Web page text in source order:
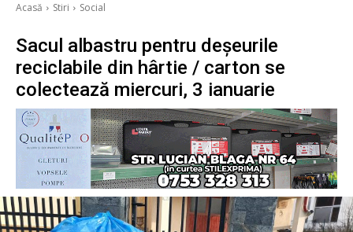
Acasă Stiri Social
Sacul albastru pentru deșeurile
reciclabile din hârtie / carton se
colectează miercuri, 3 ianuarie